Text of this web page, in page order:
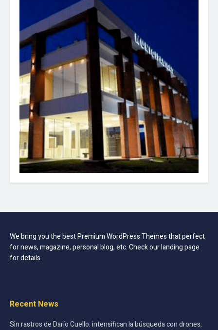
We bring you the best Premium WordPress Themes that perfect
for news, magazine, personal blog, etc. Check our landing page
for details.
Recent News
Sin rastros de Darío Cuello: intensifican la búsqueda con drones,